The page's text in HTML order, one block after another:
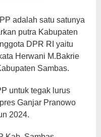
adalah satu satunya
putra Kabupaten
DPR RI yaitu
Herwani M.Bakrie
Sambas.
untuk tegak lurus
Ganjar Pranowo
2024.